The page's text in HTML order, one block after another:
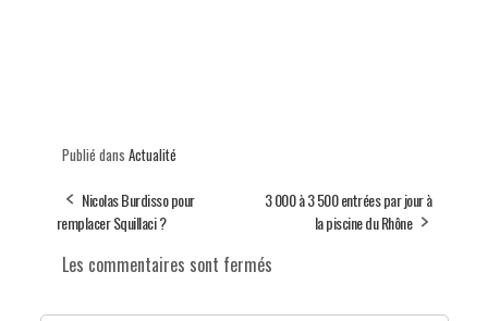
Publié dans Actualité
Nicolas Burdisso pour
remplacer Squillaci ?
3 000 à 3 500 entrées par jour à
la piscine du Rhône
Les commentaires sont fermés